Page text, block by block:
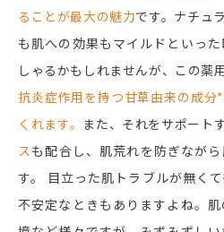
ることが最大の魅力です。ナチュ
も肌への効果もマイルドといっ
しゃるかもしれませんが、この薬
抗炎症作用を持つ甘草由来の成
くれます。 また、それをサポート
スも配合し、肌荒れを防ぎなが
す。 目立った肌トラブルが無く
不安定なときもありますよね。